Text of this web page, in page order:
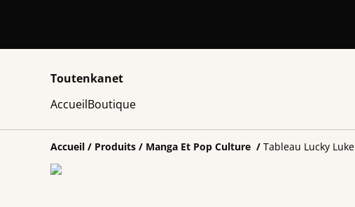
Toutenkanet
AccueilBoutique
Accueil / Produits / Manga Et Pop Culture / Tableau Lucky Luke